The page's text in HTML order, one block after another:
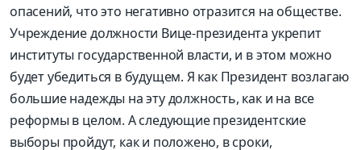
опасений, что это негативно отразится на обществе.
Учреждение должности Вице-президента укрепит
институты государственной власти, и в этом можно
будет убедиться в будущем. Я как Президент возлагаю
большие надежды на эту должность, как и на все
реформы в целом. А следующие президентские
выборы пройдут, как и положено, в сроки,